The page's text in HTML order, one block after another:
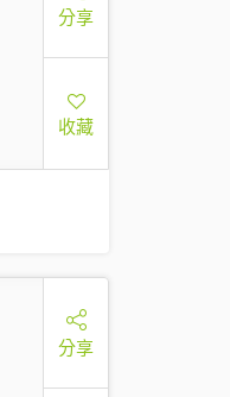
分享
收藏
分享